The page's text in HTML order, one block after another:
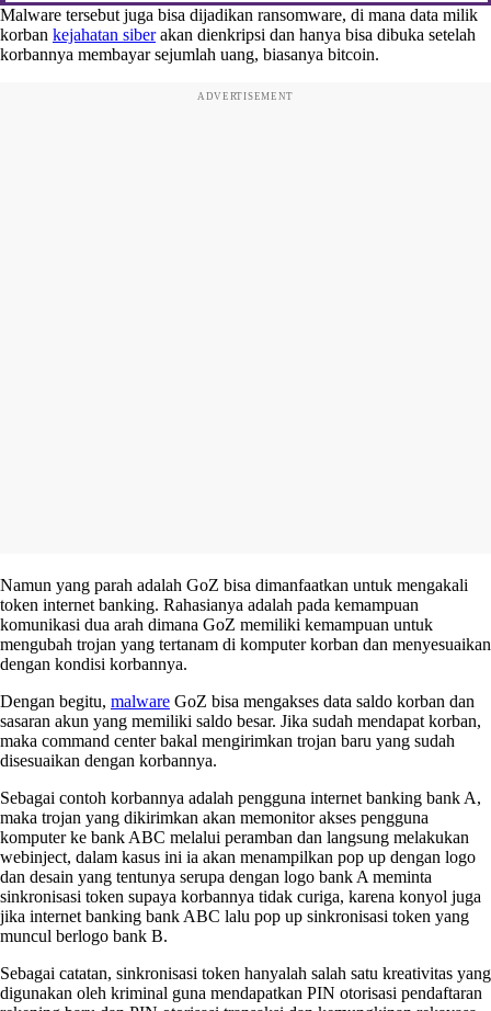
Malware tersebut juga bisa dijadikan ransomware, di mana data milik
korban kejahatan siberakan dienkripsi dan hanya bisa dibuka setelah
korbannya membayar sejumlah uang, biasanya bitcoin.
ADVERTISEMENT
Namun yang parah adalah GoZ bisa dimanfaatkan untuk mengakali
token internet banking. Rahasianya adalah pada kemampuan
komunikasi dua arah dimana GoZ memiliki kemampuan untuk
mengubah trojan yang tertanam di komputer korban dan menyesuaikan
dengan kondisi korbannya.
Dengan begitu, malware GoZ bisa mengakses data saldo korban dan
sasaran akun yang memiliki saldo besar. Jika sudah mendapat korban,
maka command center bakal mengirimkan trojan baru yang sudah
disesuaikan dengan korbannya.
Sebagai contoh korbannya adalah pengguna internet banking bank A,
maka trojan yang dikirimkan akan memonitor akses pengguna
komputer ke bank ABC melalui peramban dan langsung melakukan
webinject, dalam kasus ini ia akan menampilkan pop up dengan logo
dan desain yang tentunya serupa dengan logo bank A meminta
sinkronisasi token supaya korbannya tidak curiga, karena konyol juga
jika internet banking bank ABC lalu pop up sinkronisasi token yang
muncul berlogo bank B.
Sebagai catatan, sinkronisasi token hanyalah salah satu kreativitas yang
digunakan oleh kriminal guna mendapatkan PIN otorisasi pendaftaran